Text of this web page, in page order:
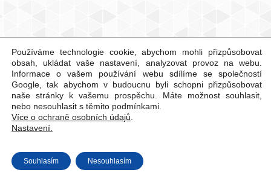
Používáme technologie cookie, abychom mohli přizpůsobovat
obsah, ukládat vaše nastavení, analyzovat provoz na webu.
Informace o vašem používání webu sdílíme se společností
Google, tak abychom v budoucnu byli schopni přizpůsobovat
naše stránky k vašemu prospěchu. Máte možnost souhlasit,
nebo nesouhlasit s těmito podmínkami.
Více o ochraně osobních údajů
Nastavení.
Souhlasím Nesouhlasím